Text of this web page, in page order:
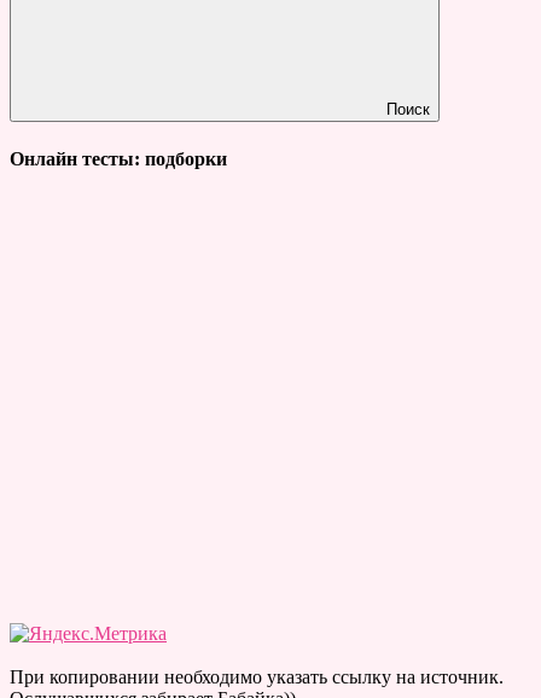
Поиск
Онлайн тесты: подборки
При копировании необходимо указать ссылку на источник.